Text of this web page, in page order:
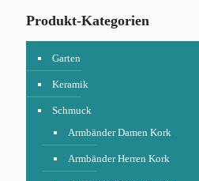
Produkt-Kategorien
Garten
Keramik
Schmuck
Armbänder Damen Kork
Armbänder Herren Kork